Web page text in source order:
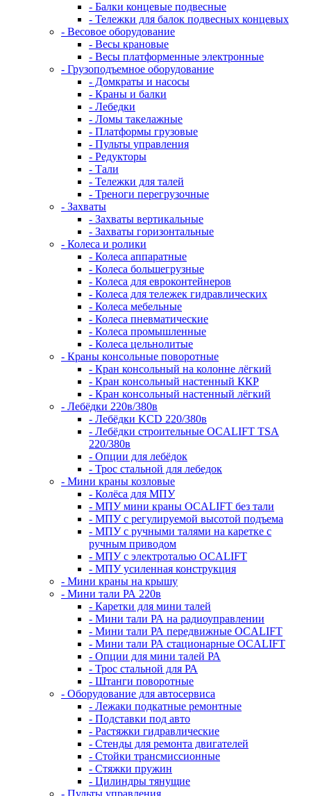
- Балки концевые подвесные
- Тележки для балок подвесных концевых
- Весовое оборудование
- Весы крановые
- Весы платформенные электронные
- Грузоподъемное оборудование
- Домкраты и насосы
- Краны и балки
- Лебедки
- Ломы такелажные
- Платформы грузовые
- Пульты управления
- Редукторы
- Тали
- Тележки для талей
- Треноги перегрузочные
- Захваты
- Захваты вертикальные
- Захваты горизонтальные
- Колеса и ролики
- Колеса аппаратные
- Колеса большегрузные
- Колеса для евроконтейнеров
- Колеса для тележек гидравлических
- Колеса мебельные
- Колеса пневматические
- Колеса промышленные
- Колеса цельнолитые
- Краны консольные поворотные
- Кран консольный на колонне лёгкий
- Кран консольный настенный ККР
- Кран консольный настенный лёгкий
- Лебёдки 220в/380в
- Лебёдки KCD 220/380в
- Лебёдки строительные OCALIFT TSA
220/380в
- Опции для лебёдок
- Трос стальной для лебедок
- Мини краны козловые
- Колёса для МПУ
- МПУ мини краны OCALIFT без тали
- МПУ с регулируемой высотой подъема
- МПУ с ручными талями на каретке с
ручным приводом
- МПУ с электроталью OCALIFT
- МПУ усиленная конструкция
- Мини краны на крышу
- Мини тали РА 220в
- Каретки для мини талей
- Мини тали РА на радиоуправлении
- Мини тали РА передвижные OCALIFT
- Мини тали РА стационарные OCALIFT
- Опции для мини талей РА
- Трос стальной для РА
- Штанги поворотные
- Оборудование для автосервиса
- Лежаки подкатные ремонтные
- Подставки под авто
- Растяжки гидравлические
- Стенды для ремонта двигателей
- Стойки трансмиссионные
- Стяжки пружин
- Цилиндры тянущие
- Пульты управления